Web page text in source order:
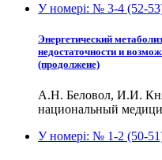
У номері: № 3-4 (52-
Энергетический
недостаточности и
(продолжеие)
А.Н. Беловол, И.И.
национальный
У номері: № 1-2 (50-